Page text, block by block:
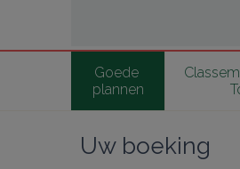
Goede
plannen
Uw boeking